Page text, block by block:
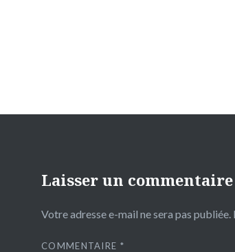
Laisser un commentaire
Votre adresse e-mail ne sera pas publiée.
COMMENTAIRE *